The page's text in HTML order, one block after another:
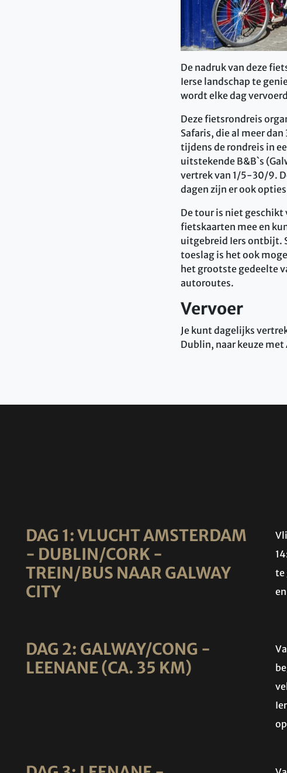
De nadruk van deze
Ierse landschap te
wordt elke dag
Deze fietsrondreis
Safaris, die al meer
tijdens de rondreis in
uitstekende B&B`s
vertrek van 1/5-30/9.
dagen zijn er ook
De tour is niet geschikt
fietskaarten mee en
uitgebreid Iers ontbijt.
toeslag is het ook
het grootste gedeelte
autoroutes.
Vervoer
Je kunt dagelijks
Dublin, naar keuze met
DAG 1: VLUCHT AMSTERDAM
- DUBLIN/CORK -
TREIN/BUS NAAR GALWAY
CITY
te
DAG 2: GALWAY/CONG -
LEENANE (CA. 35 KM)